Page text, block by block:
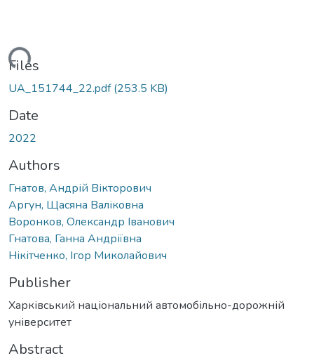
Files
UA_151744_22.pdf(253.5 KB)
Date
2022
Authors
Гнатов, Андрій Вікторович
Аргун, Щасяна Валіковна
Воронков, Олександр Іванович
Гнатова, Ганна Андріївна
Нікітченко, Ігор Миколайович
Publisher
Харківський національний автомобільно-дорожній
університет
Abstract